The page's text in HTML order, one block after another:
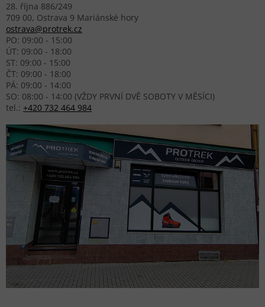
28. října 886/249
709 00, Ostrava 9 Mariánské hory
ostrava@protrek.cz
PO: 09:00 - 15:00
ÚT: 09:00 - 18:00
ST: 09:00 - 15:00
ČT: 09:00 - 18:00
PÁ: 09:00 - 14:00
SO: 08:00 - 14:00 (VŽDY PRVNÍ DVĚ SOBOTY V MĚSÍCI)
tel.: +420 732 464 984